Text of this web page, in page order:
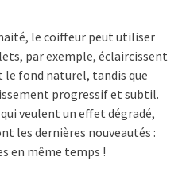
le coiffeur peut utiliser
par exemple, éclaircissent
fond naturel, tandis que
progressif et subtil.
veulent un effet dégradé,
les dernières nouveautés :
en même temps !